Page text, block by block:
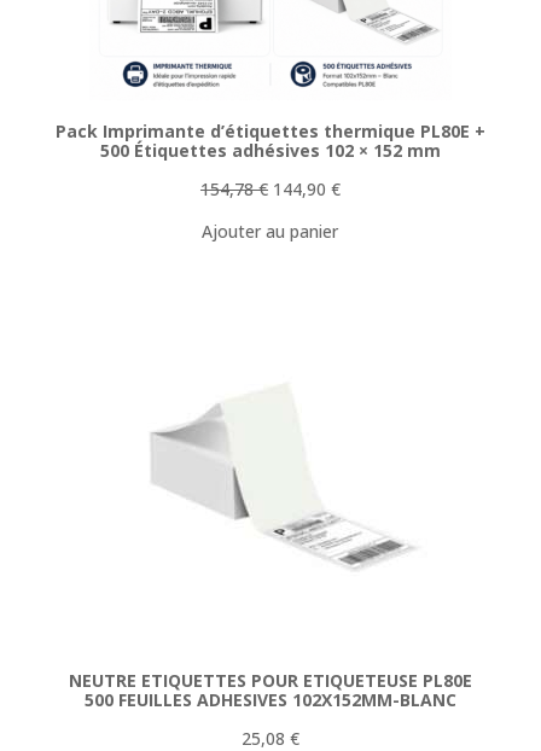
Pack Imprimante d’étiquettes thermique PL80E +
500 Étiquettes adhésives 102 × 152 mm
154,78€ Le
initial
144,90 €Le
Ajouter au panier
NEUTRE ETIQUETTES POUR ETIQUETEUSE PL80E
500 FEUILLES ADHESIVES 102X152MM-BLANC
25,08 €